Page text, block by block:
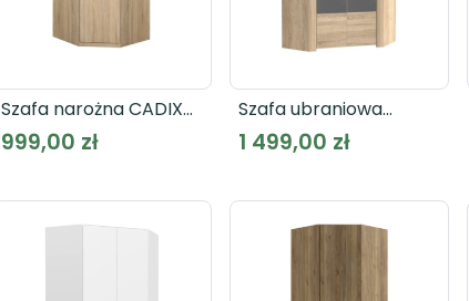
Szafa narożna CADIXO
CDXS91
999,00 zł
Szafa ubraniowa
narożna YOOP YPS92
1 499,00 zł